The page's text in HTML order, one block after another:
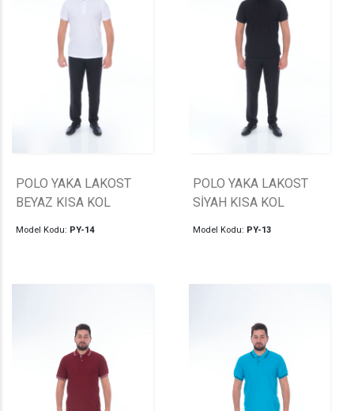
POLO YAKA LAKOST
BEYAZ KISA KOL
Model Kodu: PY-14
POLO YAKA LAKOST
SİYAH KISA KOL
Model Kodu: PY-13